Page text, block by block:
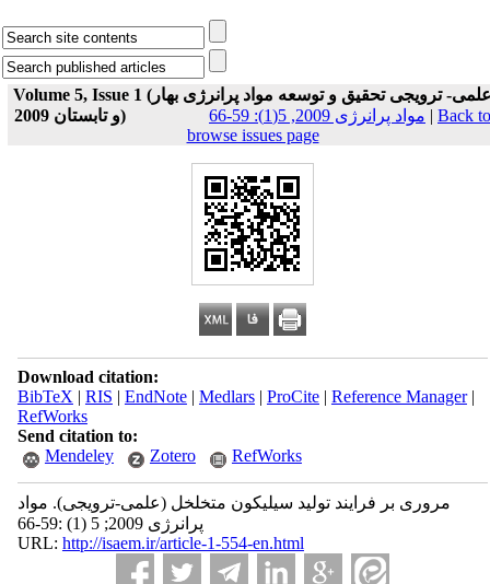
Volume 5, Issue 1 (علمی- ترویجی تحقیق و توسعه مواد پرانرژی بهار
و تابستان 2009)
مواد پرانرژی 2009, 5(1): 59-66 | Back to
browse issues page
Download citation:
BibTeX | RIS | EndNote| Medlars| ProCite| Reference Manager|
RefWorks
Send citation to:
Mendeley
Zotero RefWorks
مروری بر فرایند تولید سیلیکون متخلخل (علمی-ترویجی). مواد
پرانرژی 2009; 5 (1) :59-66
URL: http://isaem.ir/article-1-554-en.html